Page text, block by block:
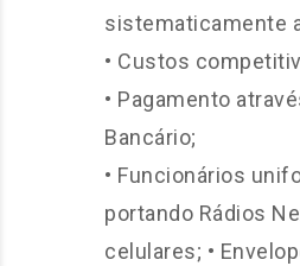
sistematicamente
• Custos
• Pagamento
Bancário;
• Funcionários
portando Rádios
celulares; •